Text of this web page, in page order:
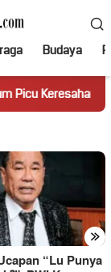
Budaya
»
“Lu Punya